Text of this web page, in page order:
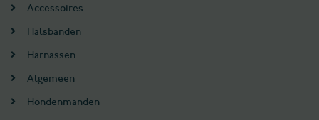
Accessoires
Halsbanden
Harnassen
Algemeen
Hondenmanden